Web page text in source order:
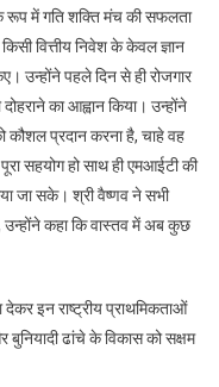
रूप में गति शक्ति मंच की सफलता
वित्तीय निवेश के केवल ज्ञान
उन्होंने पहले दिन से ही रोजगार
का आह्वान किया। उन्होंने
कौशल प्रदान करना है, चाहे वह
सहयोग हो साथ ही एमआईटी की
जा सके। श्री वैष्णव ने सभी
कहा कि वास्तव में अब कुछ
देकर इन राष्ट्रीय प्राथमिकताओं
बुनियादी ढांचे के विकास को सक्षम